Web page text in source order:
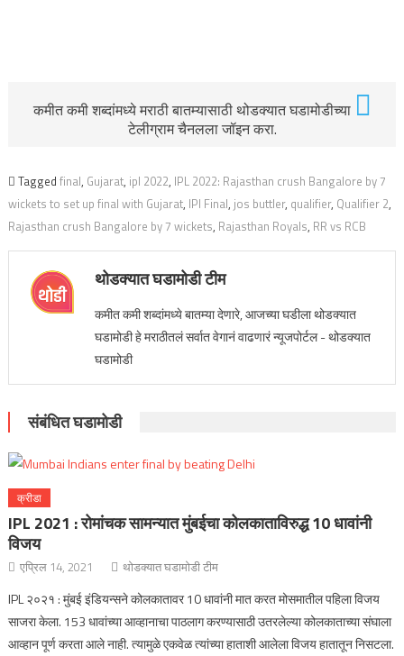
कमीत कमी शब्दांमध्ये मराठी बातम्यासाठी थोडक्यात घडामोडीच्या
टेलीग्राम चैनलला जॉइन करा.
Tagged final, Gujarat, ipl 2022, IPL 2022: Rajasthan crush Bangalore by 7
wickets to set up final with Gujarat, IPl Final, jos buttler, qualifier, Qualifier 2,
Rajasthan crush Bangalore by 7 wickets, Rajasthan Royals, RR vs RCB
थोडक्यात घडामोडी टीम
कमीत कमी शब्दांमध्ये बातम्या देणारे, आजच्या घडीला थोडक्यात
घडामोडी हे मराठीतलं सर्वात वेगानं वाढणारं न्यूजपोर्टल - थोडक्यात
घडामोडी
संबंधित घडामोडी
क्रीडा
IPL 2021 : रोमांचक सामन्यात मुंबईचा कोलकाताविरुद्ध 10 धावांनी
विजय
एप्रिल 14, 2021 थोडक्यात घडामोडी टीम
IPL २०२१ : मुंबई इंडियन्सने कोलकातावर 10 धावांनी मात करत मोसमातील पहिला विजय
साजरा केला. 153 धावांच्या आव्हानाचा पाठलाग करण्यासाठी उतरलेल्या कोलकाताच्या संघाला
आव्हान पूर्ण करता आले नाही. त्यामुळे एकवेळ त्यांच्या हाताशी आलेला विजय हातातून निसटला.